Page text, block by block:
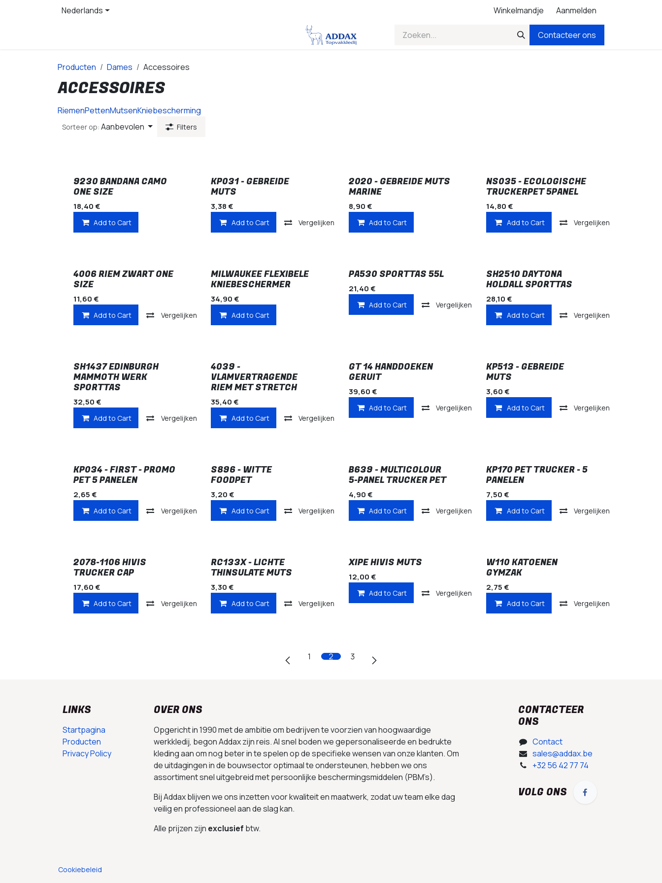
Overslaan naar inhoudNederlands Winkelmandje Aanmelden
Contacteer ons
Producten Dames Accessoires
ACCESSOIRES
RiemenPettenMutsenKniebescherming
Sorteer op: Aanbevolen Filters
9230 BANDANA CAMO
ONE SIZE
18,40€
Add to Cart
KP031 - GEBREIDE
MUTS
3,38€
Add to Cart Vergelijken
2020 - GEBREIDE MUTS
MARINE
8,90€
Add to Cart
NS035 - ECOLOGISCHE
TRUCKERPET 5PANEL
14,80€
Add to Cart Vergelijken
4006 RIEM ZWART ONE
SIZE
11,60€
Add to Cart Vergelijken
MILWAUKEE FLEXIBELE
KNIEBESCHERMER
34,90€
Add to Cart
PA530 SPORTTAS 55L
21,40€
Add to Cart Vergelijken
SH2510 DAYTONA
HOLDALL SPORTTAS
28,10€
Add to Cart Vergelijken
SH1437 EDINBURGH
MAMMOTH WERK
SPORTTAS
32,50€
Add to Cart Vergelijken
4039 -
VLAMVERTRAGENDE
RIEM MET STRETCH
35,40€
Add to Cart Vergelijken
GT 14 HANDDOEKEN
GERUIT
39,60€
Add to Cart Vergelijken
KP513 - GEBREIDE
MUTS
3,60€
Add to Cart Vergelijken
KP034 - FIRST - PROMO
PET 5 PANELEN
2,65€
Add to Cart Vergelijken
S896 - WITTE
FOODPET
3,20€
Add to Cart Vergelijken
B639 - MULTICOLOUR
5-PANEL TRUCKER PET
4,90€
Add to Cart Vergelijken
KP170 PET TRUCKER - 5
PANELEN
7,50€
Add to Cart Vergelijken
2078-1106 HIVIS
TRUCKER CAP
17,60€
Add to Cart Vergelijken
RC133X - LICHTE
THINSULATE MUTS
3,30€
Add to Cart Vergelijken
XIPE HIVIS MUTS
12,00€
Add to Cart Vergelijken
W110 KATOENEN
GYMZAK
2,75€
Add to Cart Vergelijken
1 2 3
LINKS
Startpagina
Producten
Privacy Policy
OVER ONS
Opgericht in 1990 met de ambitie om bedrijven te voorzien van hoogwaardige
werkkledij, begon Addax zijn reis. Al snel boden we gepersonaliseerde en bedrukte
kleding aan om nog beter in te spelen op de specifieke wensen van onze klanten. Om
de uitdagingen in de bouwsector optimaal te ondersteunen, hebben we ons
assortiment snel uitgebreid met persoonlijke beschermingsmiddelen (PBM’s).
Bij Addax blijven we ons inzetten voor kwaliteit en maatwerk, zodat uw team elke dag
veilig en professioneel aan de slag kan.
Alle prijzen zijn exclusief btw.
CONTACTEER
ONS
Contact
sales@addax.be
+32 56 42 77 74
VOLG ONS
Cookiebeleid